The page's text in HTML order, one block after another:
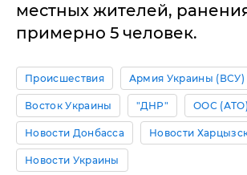
местных жителей,
примерно 5 человек.
Происшествия Армия Украины (ВСУ)
Восток Украины "ДНР" ООС (АТО)
Новости Донбасса Новости
Новости Украины